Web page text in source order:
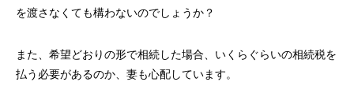
を渡さなくても構わないのでしょうか？
また、希望どおりの形で相続した場合、いくらぐらいの相続税を
払う必要があるのか、妻も心配しています。